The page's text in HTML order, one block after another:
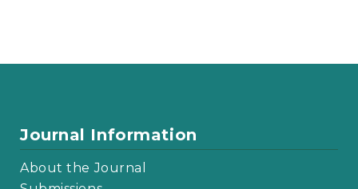
Journal Information
About the Journal